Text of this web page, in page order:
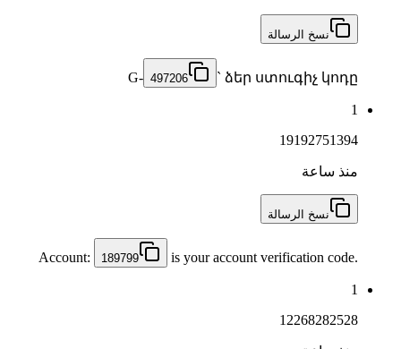
نسخ الرسالة
G- 497206 ` ձեր ստուգիչ կոդը
1
19192751394
منذ ساعة
نسخ الرسالة
Account: 189799 is your account verification code.
1
12268282528